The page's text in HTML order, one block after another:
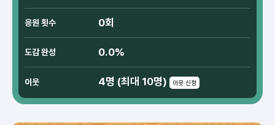
응원 횟수 0회
도감 완성 0.0%
이웃 4명 (최대 10명) 이웃 신청